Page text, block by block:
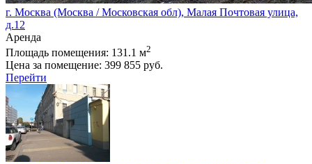
г. Москва (Москва / Московская обл), Малая Почтовая улица,
д.12
Аренда
Площадь помещения: 131.1 м2
Цена за помещение: 399 855 руб.
Перейти